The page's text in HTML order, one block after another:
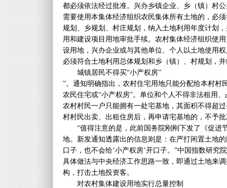
都必须依法经过批准。兴办乡镇企业、乡（镇）村
需要使用本集体经济组织农民集体所有土地的，必
规划、乡规划、村庄规划，纳入土地利用年度计划
用和建设项目用地审批手续。农村集体经济组织使
设用地，兴办企业或与其他单位、个人以土地使用
必须符合土地利用总体规划和乡（镇）、村规划，
城镇居民不得买“小产权房”
”。通知明确指出，农村住宅用地只能分配给本村村
农民住宅或“小产权房”。单位和个人不得非法租用
农村村民一户只能拥有一处宅基地，其面积不得超
村村民出卖、出租住房后，再申请宅基地的，不予
“值得注意的是，此前国务院刚刚下发了《促进
地。新发通知透露出的信息则是：在严打闲置土地
口子，也不会给‘小产权房’开口子。”中国指数研究
具体做法与中央经济工作思路一致，即通过土地来
构，打击土地投资客。
对农村集体建设用地实行总量控制